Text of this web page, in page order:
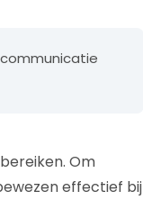
Om
effectief bij